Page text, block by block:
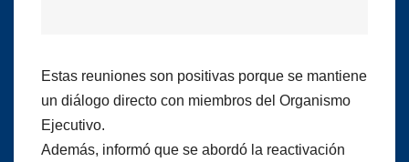
Estas reuniones son positivas porque se mantiene
un diálogo directo con miembros del Organismo
Ejecutivo.
Además, informó que se abordó la reactivación